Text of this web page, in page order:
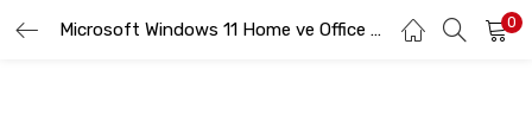
Microsoft Windows 11 Home ve Office 365 Pro Plus Yazılım 0
GIRIŞ YAP KAYIT OL